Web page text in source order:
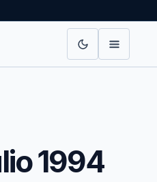
1994